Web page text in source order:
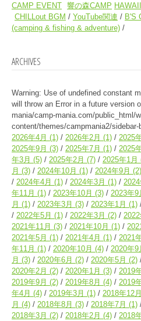
CAMP EVENT 響の森CAMP
CHILLout BGM
YouTube関連 B'S
(camping & fishing & adventure)
ARCHIVES
Warning: Use of undefined constant
will throw an Error in a future version
mania/camp-mania.com/public_html/
content/themes/campmania2/sidebar-
2026年4月 (1) 2026年2月 (1) 2025
2025年9月 (3) 2025年7月 (1) 2025
年3月 (5) 2025年2月 (7) 2025年1月
月 (3) 2024年10月 (1) 2024年9月 (2)
2024年4月 (1) 2024年3月 (1) 2024
年11月 (1) 2023年10月 (3) 2023年9
月 (1) 2023年3月 (3) 2023年1月 (1)
2022年5月 (1) 2022年3月 (2) 2022
2021年11月 (3) 2021年10月 (1)
2021年5月 (1) 2021年4月 (1) 2021
年11月 (1) 2020年10月 (4) 2020年9
月 (3) 2020年6月 (2) 2020年5月 (2)
2020年2月 (2) 2020年1月 (3) 2019
2019年9月 (2) 2019年8月 (4) 2019
年4月 (4) 2019年3月 (1) 2018年12月
月 (4) 2018年8月 (3) 2018年7月 (1)
2018年3月 (2) 2018年2月 (4) 2018